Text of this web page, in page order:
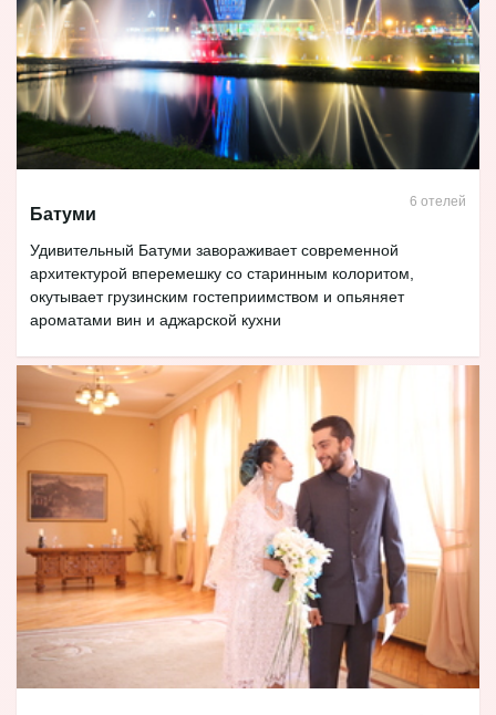
Батуми
6 отелей
Удивительный Батуми завораживает современной
архитектурой вперемешку со старинным колоритом,
окутывает грузинским гостеприимством и опьяняет
ароматами вин и аджарской кухни